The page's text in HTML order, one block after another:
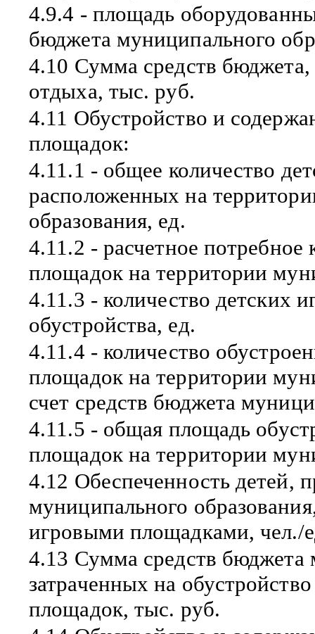
4.9.4 - площадь
бюджета муниципального
4.10 Сумма средств
отдыха, тыс. руб.
4.11 Обустройство и
площадок:
4.11.1 - общее количество
расположенных на
образования, ед.
4.11.2 - расчетное потребное
площадок на территории
4.11.3 - количество детских
обустройства, ед.
4.11.4 - количество
площадок на территории
счет средств бюджета
4.11.5 - общая площадь
площадок на территории
4.12 Обеспеченность детей,
муниципального
игровыми площадками, чел./
4.13 Сумма средств бюджета
затраченных на
площадок, тыс. руб.